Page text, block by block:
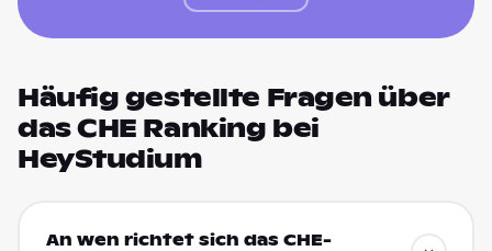
Häufig gestellte Fragen über
das CHE Ranking bei
HeyStudium
An wen richtet sich das CHE-